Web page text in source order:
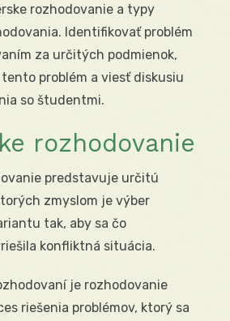
rozhodovanie a typy
Identifikovať problém
za určitých podmienok,
problém a viesť diskusiu
so študentmi.
rozhodovanie
predstavuje určitú
zmyslom je výber
tak, aby sa čo
konfliktná situácia.
je rozhodovanie
riešenia problémov, ktorý sa